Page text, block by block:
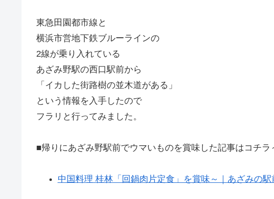
東急田園都市線と
横浜市営地下鉄ブルーラインの
2線が乗り入れている
あざみ野駅の西口駅前から
「イカした街路樹の並木道がある」
という情報を入手したので
フラリと行ってみました。
■帰りにあざみ野駅前でウマいものを賞味した記事はコチラ
中国料理 桂林「回鍋肉片定食」を賞味～｜あざみの駅